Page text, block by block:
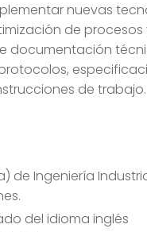
nuevas
de procesos
documentación
de trabajo.
de Ingeniería
del idioma inglés